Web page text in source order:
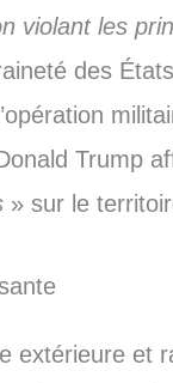
violant les
des
Trump
» sur le
extérieure et